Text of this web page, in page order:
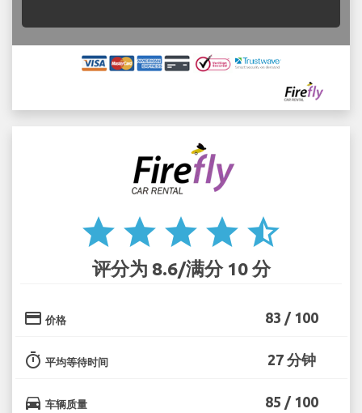
star star star star star_half
评分为 8.6/满分 10 分
credit_card 价格 83 / 100
timer 平均等待时间 27 分钟
directions_car 车辆质量 85 / 100